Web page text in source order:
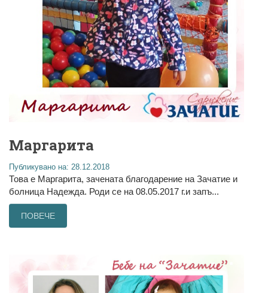
Маргарита
Публикувано на: 28.12.2018
Това е Маргарита, зачената благодарение на Зачатие и
болница Надежда. Роди се на 08.05.2017 г.и запъ...
ПОВЕЧЕ